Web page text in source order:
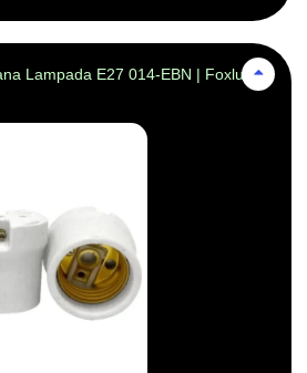
Lampada E27 014-EBN | Foxlux